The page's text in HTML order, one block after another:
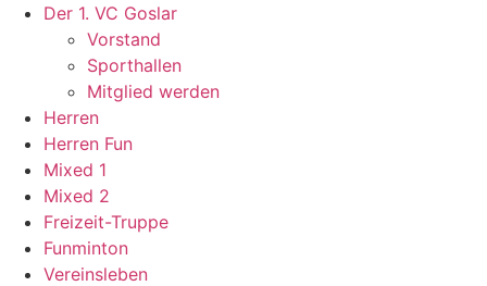
Zum
springen
Der 1. VC Goslar
Vorstand
Sporthallen
Mitglied werden
Herren
Herren Fun
Mixed 1
Mixed 2
Freizeit-Truppe
Funminton
Vereinsleben